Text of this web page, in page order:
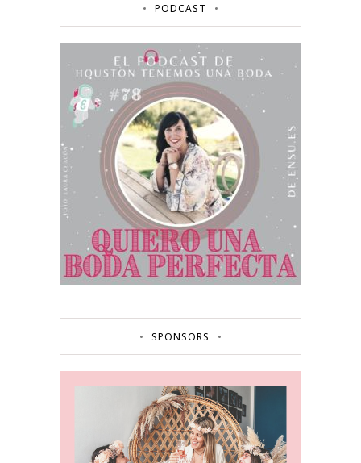
PODCAST
SPONSORS